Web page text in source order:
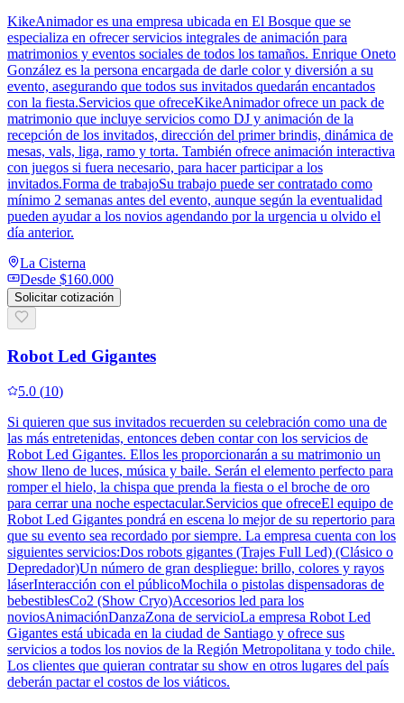
KikeAnimador es una empresa ubicada en El Bosque que se
especializa en ofrecer servicios integrales de animación para
matrimonios y eventos sociales de todos los tamaños. Enrique Oneto
González es la persona encargada de darle color y diversión a su
evento, asegurando que todos sus invitados quedarán encantados
con la fiesta.Servicios que ofreceKikeAnimador ofrece un pack de
matrimonio que incluye servicios como DJ y animación de la
recepción de los invitados, dirección del primer brindis, dinámica de
mesas, vals, liga, ramo y torta. También ofrece animación interactiva
con juegos si fuera necesario, para hacer participar a los
invitados.Forma de trabajoSu trabajo puede ser contratado como
mínimo 2 semanas antes del evento, aunque según la eventualidad
pueden ayudar a los novios agendando por la urgencia u olvido el
día anterior.
La Cisterna
Desde $160.000
Solicitar cotización
Robot Led Gigantes
5.0 (10)
Si quieren que sus invitados recuerden su celebración como una de
las más entretenidas, entonces deben contar con los servicios de
Robot Led Gigantes. Ellos les proporcionarán a su matrimonio un
show lleno de luces, música y baile. Serán el elemento perfecto para
romper el hielo, la chispa que prenda la fiesta o el broche de oro
para cerrar una noche espectacular.Servicios que ofreceEl equipo de
Robot Led Gigantes pondrá en escena lo mejor de su repertorio para
que su evento sea recordado por siempre. La empresa cuenta con los
siguientes servicios:Dos robots gigantes (Trajes Full Led) (Clásico o
Depredador)Un número de gran despliegue: brillo, colores y rayos
láserInteracción con el públicoMochila o pistolas dispensadoras de
bebestiblesCo2 (Show Cryo)Accesorios led para los
noviosAnimaciónDanzaZona de servicioLa empresa Robot Led
Gigantes está ubicada en la ciudad de Santiago y ofrece sus
servicios a todos los novios de la Región Metropolitana y todo chile.
Los clientes que quieran contratar su show en otros lugares del país
deberán pactar el costos de los viáticos.